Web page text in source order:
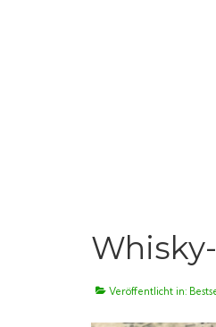
Veröffentlicht in: